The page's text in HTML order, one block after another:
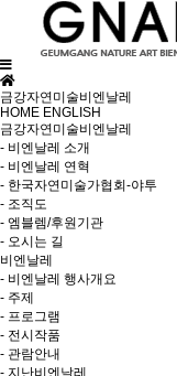
금강자연미술비엔날레
HOME ENGLISH
금강자연미술비엔날레
- 비엔날레 소개
- 비엔날레 연혁
- 한국자연미술가협회-야투
- 조직도
- 엠블렘/후원기관
- 오시는 길
비엔날레
- 비엔날레 행사개요
- 주제
- 프로그램
- 전시작품
- 관람안내
- 지난비엔날레